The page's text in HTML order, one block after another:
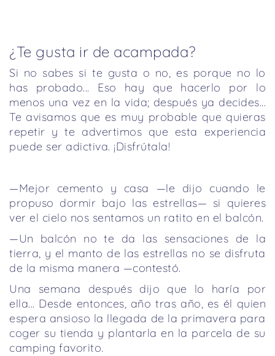
¿Te gusta ir de acampada?
Si no sabes si te gusta o no, es porque no lo
has probado... Eso hay que hacerlo por lo
menos una vez en la vida; después ya decides...
Te avisamos que es muy probable que quieras
repetir y te advertimos que esta experiencia
puede ser adictiva. ¡Disfrútala!
—Mejor cemento y casa —le dijo cuando le
propuso dormir bajo las estrellas— si quieres
ver el cielo nos sentamos un ratito en el balcón.
—Un balcón no te da las sensaciones de la
tierra, y el manto de las estrellas no se disfruta
de la misma manera —contestó.
Una semana después dijo que lo haría por
ella... Desde entonces, año tras año, es él quien
espera ansioso la llegada de la primavera para
coger su tienda y plantarla en la parcela de su
camping favorito.